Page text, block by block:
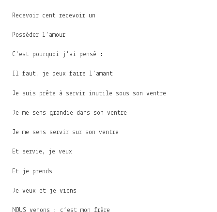
Recevoir cent recevoir un
Posséder l'amour
C'est pourquoi j'ai pensé :
Il faut, je peux faire l'amant
Je suis prête à servir inutile sous son ventre
Je me sens grandie dans son ventre
Je me sens servir sur son ventre
Et servie, je veux
Et je prends
Je veux et je viens
NOUS venons : c’est mon frère